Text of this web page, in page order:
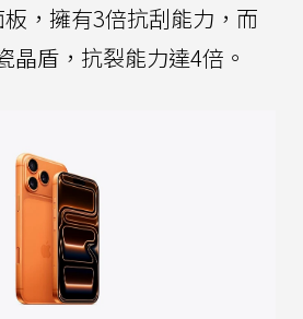
，擁有3倍抗刮能力，而
晶盾，抗裂能力達4倍。